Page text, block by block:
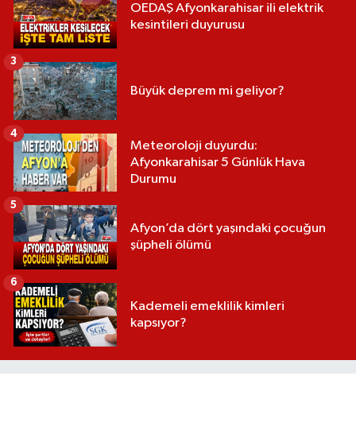
OEDAŞ Afyonkarahisar ili elektrik
kesintileri duyurusu
Büyük deprem mi geliyor?
3
Meteoroloji duyurdu:
Afyonkarahisar 5 Günlük Hava
Durumu
4
Afyon’da dört yaşındaki çocuğun
şüpheli ölümü
5
Kademeli emeklilik kimleri
kapsıyor?
6